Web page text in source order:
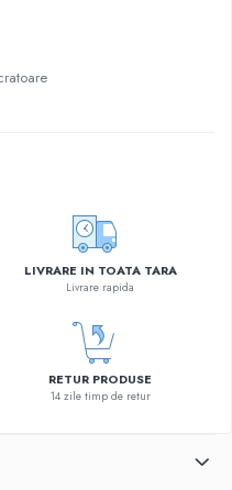
LIVRARE IN TOATA TARA
Livrare rapida
RETUR PRODUSE
14 zile timp de retur